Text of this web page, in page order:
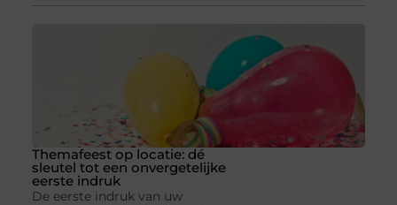
Themafeest op locatie: dé
sleutel tot een onvergetelijke
eerste indruk
De eerste indruk van uw